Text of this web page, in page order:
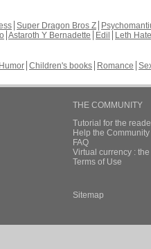
Super Dragon Bros Z
Astaroth Y Bernadette Edil
Leth Hate
Humor Children's books Romance
THE COMMUNITY
Tutorial for the
Help the
FAQ
Virtual currency :
Terms of Use
Sitemap